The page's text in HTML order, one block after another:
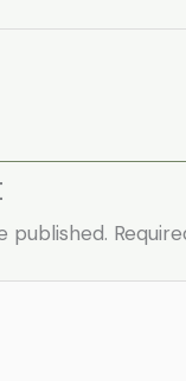
published.